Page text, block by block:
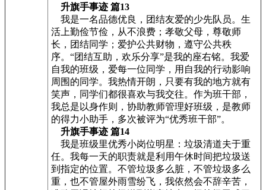
升旗手事迹 篇13
我是一名品德优良，团结友爱的少先队员。生
活上勤俭节俭，从不浪费；孝敬父母，尊敬师
长，团结同学；爱护公共财物，遵守公共秩
序。“团结互助，欢乐分享”是我的座右铭。我爱
自我的班级，爱每一位同学，用自我的行动影响
周围的同学。我热情开朗，只要有我的地方就有
笑声，同学们都很喜欢与我交往。作为班干部，
我总是以身作则，协助教师管理好班级，是教师
的得力小助手，多次被评为“优秀班干部”。
升旗手事迹 篇14
我是班级里优秀小岗位明星：垃圾清道夫于重
任。我每一天的职责就是利用午休时间把垃圾送
到指定的位置。不管垃圾多么脏，不管垃圾多么
重，也不管屋外雨雪纷飞，我依然会不辞辛苦，